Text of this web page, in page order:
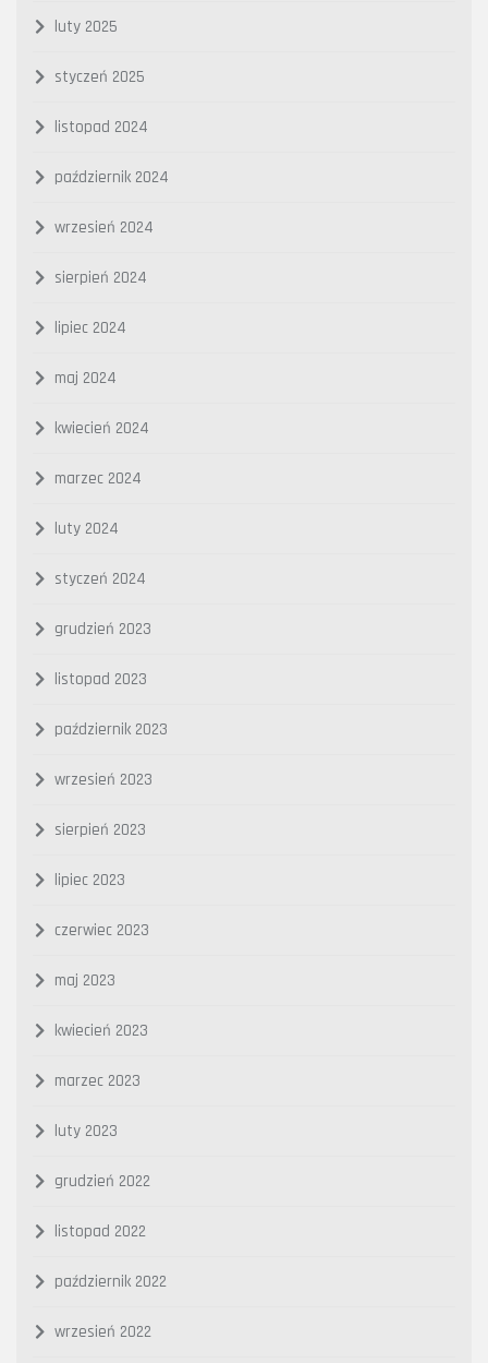
luty 2025
styczeń 2025
listopad 2024
październik 2024
wrzesień 2024
sierpień 2024
lipiec 2024
maj 2024
kwiecień 2024
marzec 2024
luty 2024
styczeń 2024
grudzień 2023
listopad 2023
październik 2023
wrzesień 2023
sierpień 2023
lipiec 2023
czerwiec 2023
maj 2023
kwiecień 2023
marzec 2023
luty 2023
grudzień 2022
listopad 2022
październik 2022
wrzesień 2022